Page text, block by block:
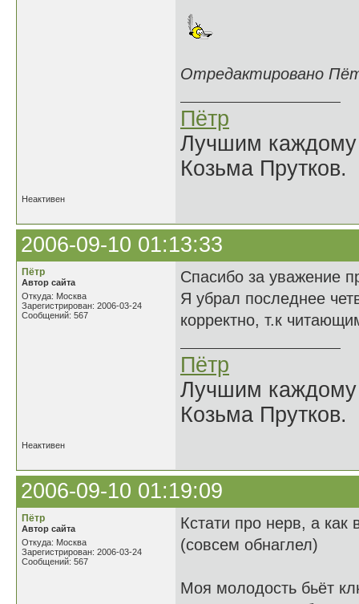
Отредактировано
Пётр
Лучшим каждому
Козьма Прутков.
Неактивен
2006-09-10 01:13:33
Пётр
Автор сайта
Откуда: Москва
Зарегистрирован: 2006-03-24
Сообщений: 567
Спасибо за уважение
Я убрал последнее
корректно, т.к
Пётр
Лучшим каждому
Козьма Прутков.
Неактивен
2006-09-10 01:19:09
Пётр
Автор сайта
Откуда: Москва
Зарегистрирован: 2006-03-24
Сообщений: 567
Кстати про нерв, а как
(совсем обнаглел)
Моя молодость бьёт